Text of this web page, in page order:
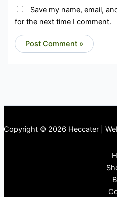
Save my name, email,
for the next time I comment.
Copyright © 2026 Heccater |